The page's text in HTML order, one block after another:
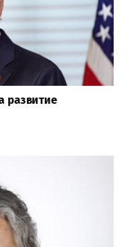
развитие